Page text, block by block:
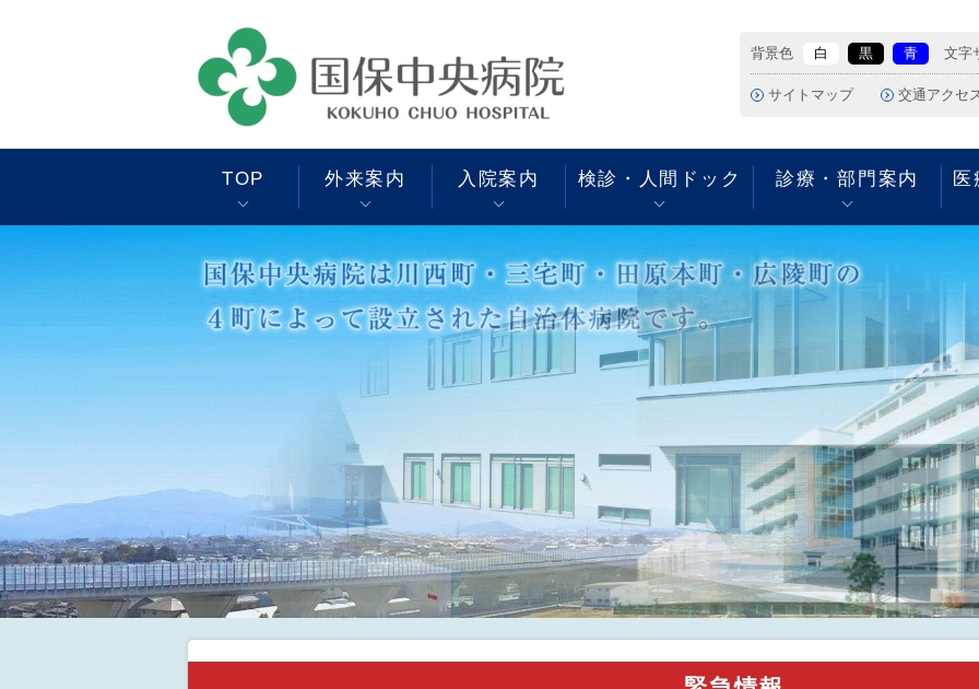
背景色 白 黒 青 文字
サイトマップ 交通アクセ
TOP 外来案内
検診・人間ドック セカンドオピニオン外来
売店・イートインコーナ
携帯電話の使用について 敷地内禁煙について
Q＆A（よくある質問）
入院案内
地域包括ケア病棟の案内 クレジットカードの利用 携帯電話の使用について
検診・人間ドック 診療・部門案内
内科
外科
泌尿器科（人工透析）
緩和ケア科
リハビリテーション科
心療内科
看護部
中央検査室
臨床工学科
地域支援センター
うさぎ保育所
栄養科
訪問看護ステーション
医
予約
て
テムについて
緩和ケアホーム飛鳥 入
地域支援センター
安全管理対策室
厚生労働大臣の定める掲
示事項等
病院の概要・組織
肝疾患に関する 医療圏中
医科大学生の診療参加型
臨床実習
経営比較分析表
国保中央病院組合の業務
状況の公表について
敷地内禁煙について
診療費の徴収・収納事務
委託について
宗教上の理由による輸血
拒否に対する当院の対応
について